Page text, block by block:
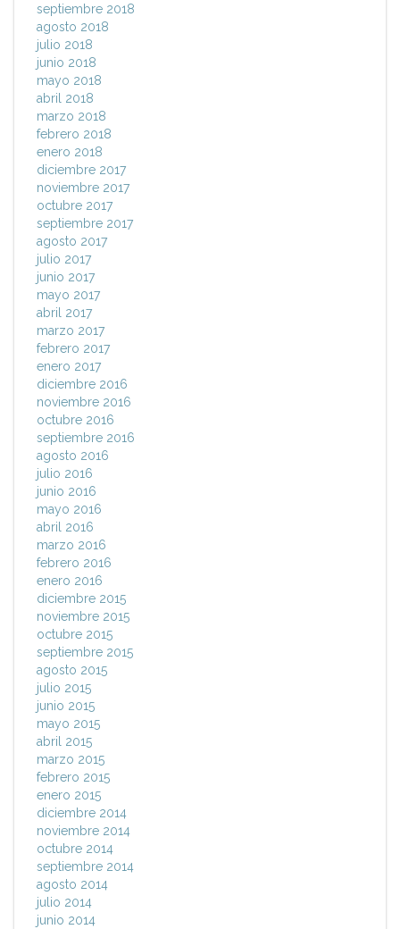
septiembre 2018
agosto 2018
julio 2018
junio 2018
mayo 2018
abril 2018
marzo 2018
febrero 2018
enero 2018
diciembre 2017
noviembre 2017
octubre 2017
septiembre 2017
agosto 2017
julio 2017
junio 2017
mayo 2017
abril 2017
marzo 2017
febrero 2017
enero 2017
diciembre 2016
noviembre 2016
octubre 2016
septiembre 2016
agosto 2016
julio 2016
junio 2016
mayo 2016
abril 2016
marzo 2016
febrero 2016
enero 2016
diciembre 2015
noviembre 2015
octubre 2015
septiembre 2015
agosto 2015
julio 2015
junio 2015
mayo 2015
abril 2015
marzo 2015
febrero 2015
enero 2015
diciembre 2014
noviembre 2014
octubre 2014
septiembre 2014
agosto 2014
julio 2014
junio 2014